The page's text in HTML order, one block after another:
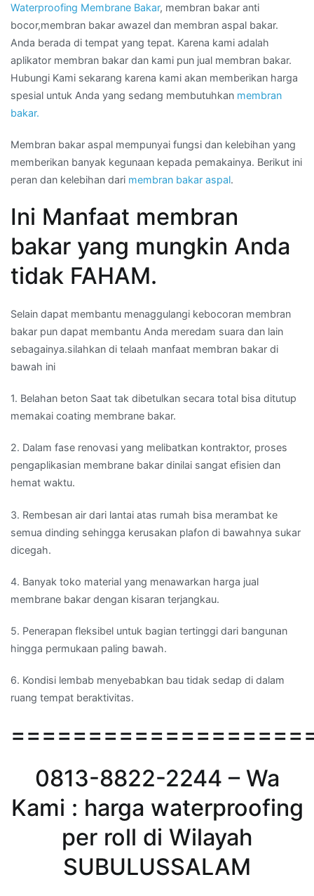
Waterproofing Membrane Bakar, membran bakar anti
bocor,membran bakar awazel dan membran aspal bakar.
Anda berada di tempat yang tepat. Karena kami adalah
aplikator membran bakar dan kami pun jual membran bakar.
Hubungi Kami sekarang karena kami akan memberikan harga
spesial untuk Anda yang sedang membutuhkan membran
bakar.
Membran bakar aspal mempunyai fungsi dan kelebihan yang
memberikan banyak kegunaan kepada pemakainya. Berikut ini
peran dan kelebihan dari membran bakar aspal.
Ini Manfaat membran
bakar yang mungkin Anda
tidak FAHAM.
Selain dapat membantu menaggulangi kebocoran membran
bakar pun dapat membantu Anda meredam suara dan lain
sebagainya.silahkan di telaah manfaat membran bakar di
bawah ini
1. Belahan beton Saat tak dibetulkan secara total bisa ditutup
memakai coating membrane bakar.
2. Dalam fase renovasi yang melibatkan kontraktor, proses
pengaplikasian membrane bakar dinilai sangat efisien dan
hemat waktu.
3. Rembesan air dari lantai atas rumah bisa merambat ke
semua dinding sehingga kerusakan plafon di bawahnya sukar
dicegah.
4. Banyak toko material yang menawarkan harga jual
membrane bakar dengan kisaran terjangkau.
5. Penerapan fleksibel untuk bagian tertinggi dari bangunan
hingga permukaan paling bawah.
6. Kondisi lembab menyebabkan bau tidak sedap di dalam
ruang tempat beraktivitas.
0813-8822-2244 – Wa
Kami : harga waterproofing
per roll di Wilayah
SUBULUSSALAM